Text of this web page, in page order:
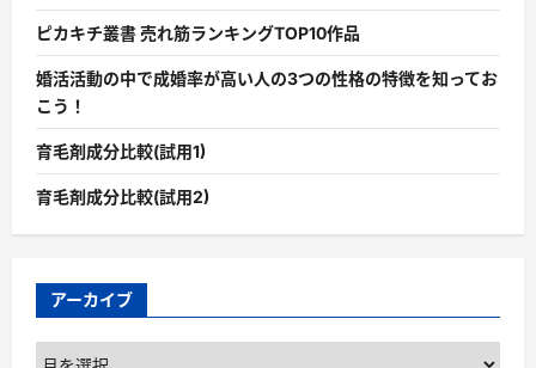
ピカキチ叢書 売れ筋ランキングTOP10作品
婚活活動の中で成婚率が高い人の3つの性格の特徴を知ってお
こう！
育毛剤成分比較(試用1)
育毛剤成分比較(試用2)
アーカイブ
ア